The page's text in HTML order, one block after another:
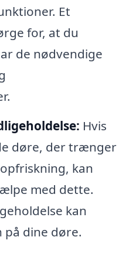
Et
for, at du
de nødvendige
Hvis
døre, der trænger
kan
med dette.
kan
dine døre.